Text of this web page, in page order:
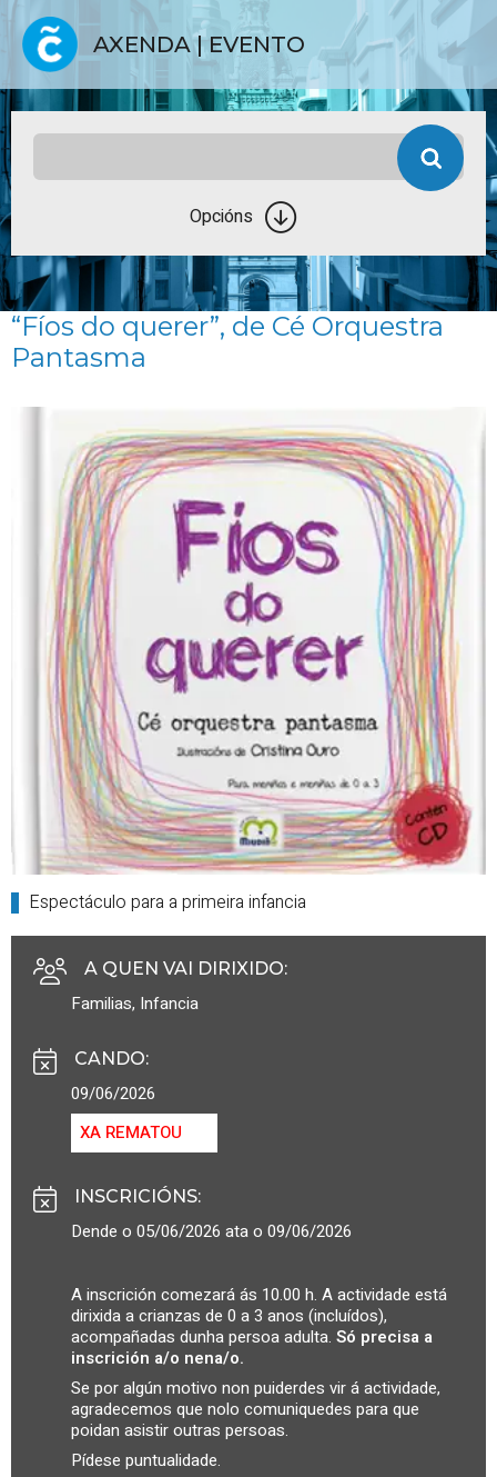
AXENDA | EVENTO
Opcións
“Fíos do querer”, de Cé Orquestra
Pantasma
Espectáculo para a primeira infancia
A QUEN VAI DIRIXIDO:
Familias, Infancia
CANDO:
09/06/2026
XA REMATOU
INSCRICIÓNS:
Dende o 05/06/2026 ata o 09/06/2026
A inscrición comezará ás 10.00 h. A actividade está
dirixida a crianzas de 0 a 3 anos (incluídos),
acompañadas dunha persoa adulta. Só precisa a
inscrición a/o nena/o.
Se por algún motivo non puiderdes vir á actividade,
agradecemos que nolo comuniquedes para que
poidan asistir outras persoas.
Pídese puntualidade.